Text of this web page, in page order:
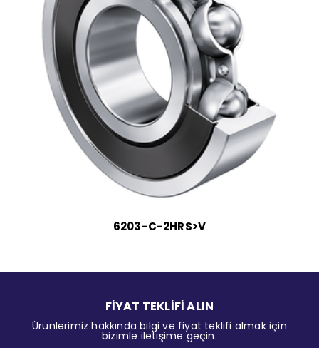
6203-C-2HRS>V
FİYAT TEKLİFİ ALIN
Ürünlerimiz hakkında bilgi ve fiyat teklifi almak için
bizimle iletişime geçin.